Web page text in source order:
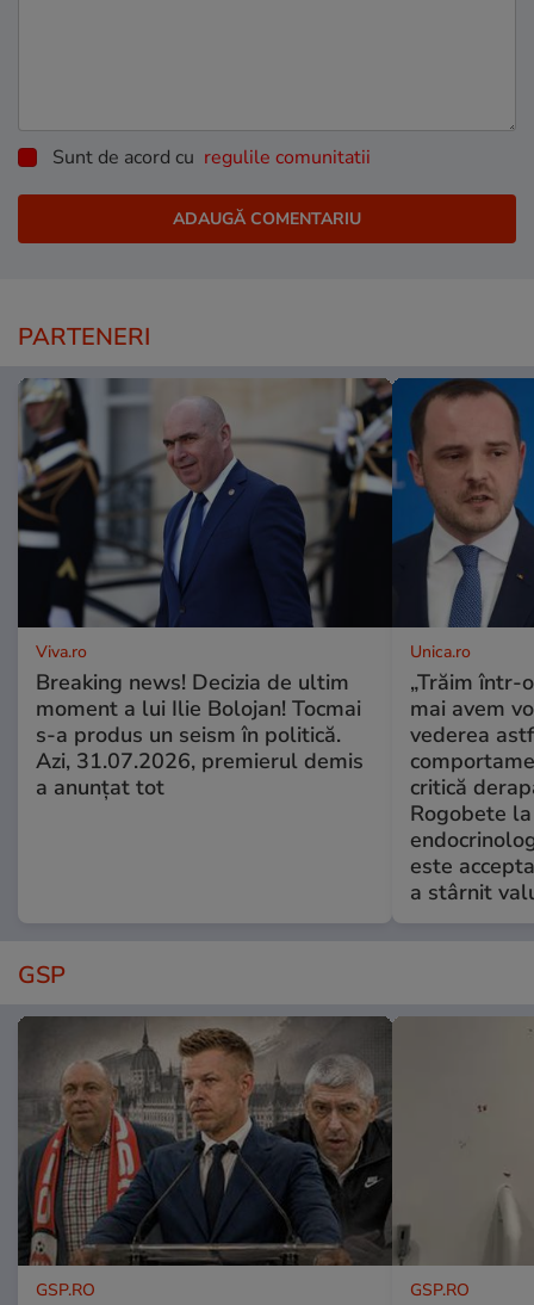
Sunt de acord cu regulile comunitatii
PARTENERI
Viva.ro
Breaking news! Decizia de ultim
moment a lui Ilie Bolojan! Tocmai
s-a produs un seism în politică.
Azi, 31.07.2026, premierul demis
a anunțat tot
Unica.ro
„Trăim într-
mai avem
vederea
critică
Rogobete
este
a stârnit
GSP
GSP.RO GSP.RO